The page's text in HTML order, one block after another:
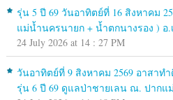
รุ่น 5 ปี 69 วันอาทิตย์ที่ 16 สิงหาคม
แม่น้ำนครนายก + น้ำตกนางรอง ) อ
24 July 2026 at 14 : 27 PM
วันอาทิตย์ที่ 9 สิงหาคม 2569 อาสาท
รุ่น 6 ปี 69 ดูแลป่าชายเลน ณ. ปากแ